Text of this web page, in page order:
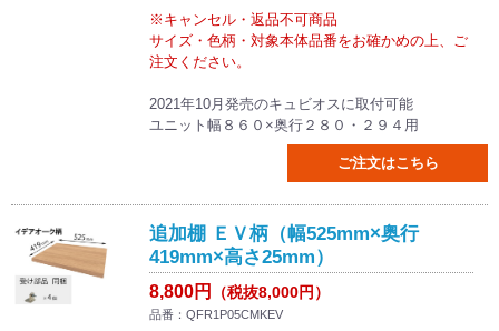
※キャンセル・返品不可商品
サイズ・色柄・対象本体品番をお確かめの上、ご
注文ください。
2021年10月発売のキュビオスに取付可能
ユニット幅８６０×奥行２８０・２９４用
ご注文はこちら
追加棚 ＥＶ柄（幅525mm×奥行
419mm×高さ25mm）
8,800円 （税抜8,000円）
品番：QFR1P05CMKEV